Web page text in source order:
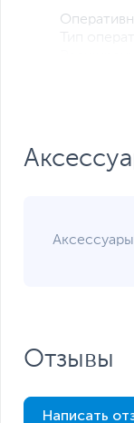
Тип
Звуковая
Слоты
Отзывы
Написать